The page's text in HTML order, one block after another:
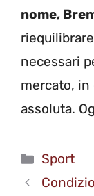
nome,
necessari
mercato,
assoluta.
Categorie
Sport